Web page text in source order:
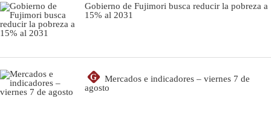
Gobierno de Fujimori busca reducir la pobreza a
15% al 2031
G
Mercados e indicadores – viernes 7 de
agosto